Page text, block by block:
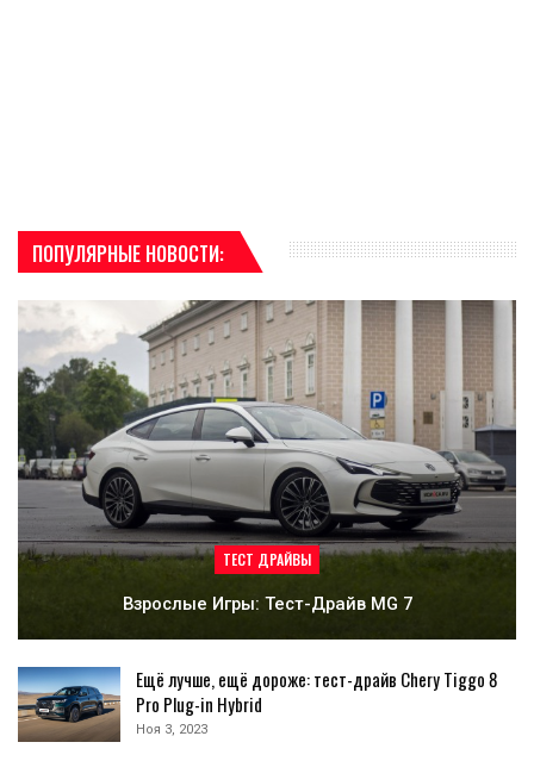
ПОПУЛЯРНЫЕ НОВОСТИ:
ТЕСТ ДРАЙВЫ
Взрослые Игры: Тест-Драйв MG 7
Ещё лучше, ещё дороже: тест-драйв Chery Тiggo 8
Pro Plug-in Hybrid
Ноя 3, 2023